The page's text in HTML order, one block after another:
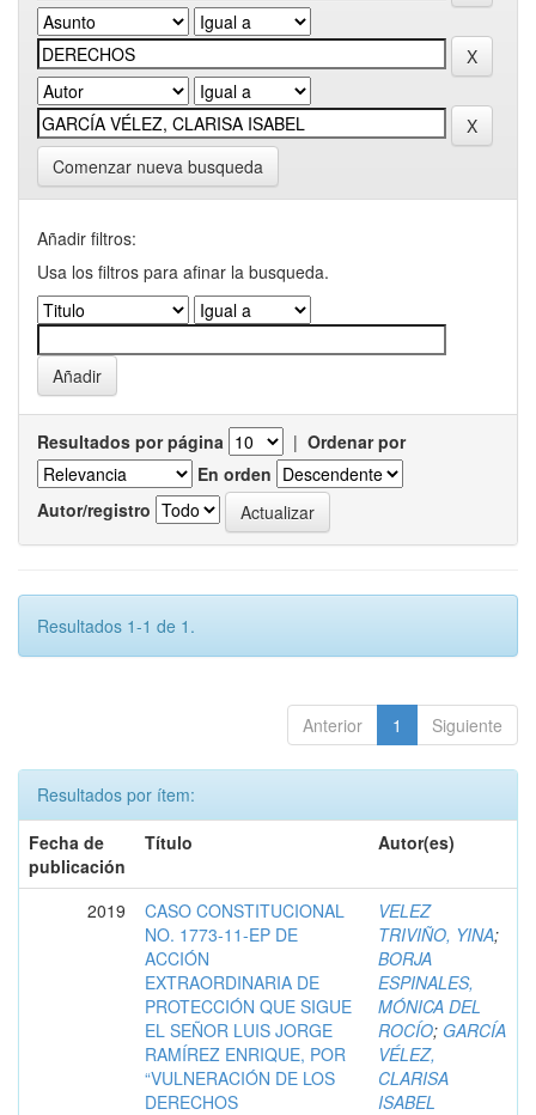
Comenzar nueva busqueda
Añadir filtros:
Usa los filtros para afinar la busqueda.
Resultados por página | Ordenar por
En orden
Autor/registro
Resultados 1-1 de 1.
Anterior 1 Siguiente
Resultados por ítem:
Fecha de
publicación
Título Autor(es)
2019
CASO CONSTITUCIONAL
NO. 1773-11-EP DE
ACCIÓN
EXTRAORDINARIA DE
PROTECCIÓN QUE SIGUE
EL SEÑOR LUIS JORGE
RAMÍREZ ENRIQUE, POR
“VULNERACIÓN DE LOS
DERECHOS
VELEZ
TRIVIÑO, YINA;
BORJA
ESPINALES,
MÓNICA DEL
ROCÍO; GARCÍA
VÉLEZ,
CLARISA
ISABEL